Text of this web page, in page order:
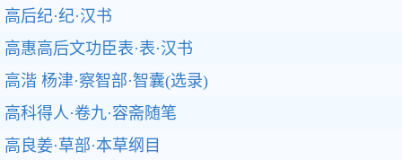
高后纪·纪·汉书
高惠高后文功臣表·表·汉书
高湝 杨津·察智部·智囊(选录)
高科得人·卷九·容斋随笔
高良姜·草部·本草纲目